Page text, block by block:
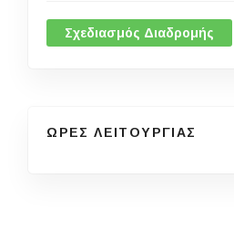
Σχεδιασμός Διαδρομής
ΩΡΕΣ ΛΕΙΤΟΥΡΓΙΑΣ